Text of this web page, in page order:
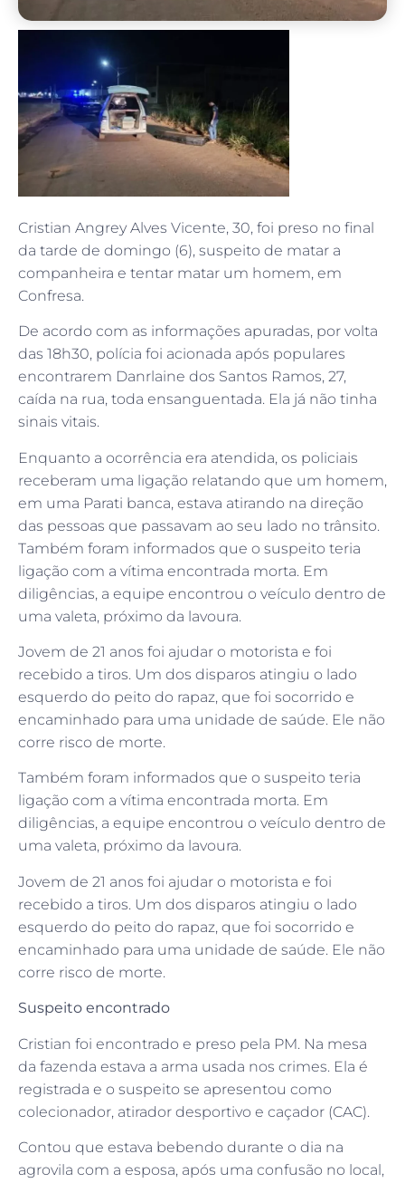
Cristian Angrey Alves Vicente, 30, foi preso no final
da tarde de domingo (6), suspeito de matar a
companheira e tentar matar um homem, em
Confresa.
De acordo com as informações apuradas, por volta
das 18h30, polícia foi acionada após populares
encontrarem Danrlaine dos Santos Ramos, 27,
caída na rua, toda ensanguentada. Ela já não tinha
sinais vitais.
Enquanto a ocorrência era atendida, os policiais
receberam uma ligação relatando que um homem,
em uma Parati banca, estava atirando na direção
das pessoas que passavam ao seu lado no trânsito.
Também foram informados que o suspeito teria
ligação com a vítima encontrada morta. Em
diligências, a equipe encontrou o veículo dentro de
uma valeta, próximo da lavoura.
Jovem de 21 anos foi ajudar o motorista e foi
recebido a tiros. Um dos disparos atingiu o lado
esquerdo do peito do rapaz, que foi socorrido e
encaminhado para uma unidade de saúde. Ele não
corre risco de morte.
Também foram informados que o suspeito teria
ligação com a vítima encontrada morta. Em
diligências, a equipe encontrou o veículo dentro de
uma valeta, próximo da lavoura.
Jovem de 21 anos foi ajudar o motorista e foi
recebido a tiros. Um dos disparos atingiu o lado
esquerdo do peito do rapaz, que foi socorrido e
encaminhado para uma unidade de saúde. Ele não
corre risco de morte.
Suspeito encontrado
Cristian foi encontrado e preso pela PM. Na mesa
da fazenda estava a arma usada nos crimes. Ela é
registrada e o suspeito se apresentou como
colecionador, atirador desportivo e caçador (CAC).
Contou que estava bebendo durante o dia na
agrovila com a esposa, após uma confusão no local,